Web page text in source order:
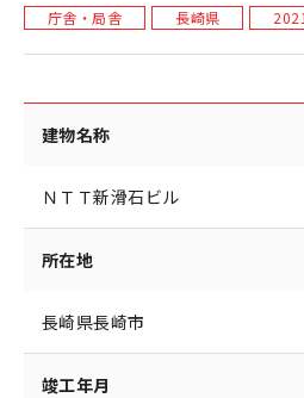
庁舎・局舎 長崎県
建物名称
ＮＴＴ新滑石ビル
所在地
長崎県長崎市
竣工年月